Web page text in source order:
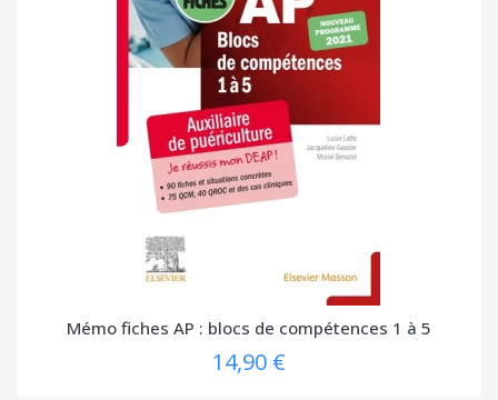
Mémo fiches AP : blocs de compétences 1 à 5
14,90 €